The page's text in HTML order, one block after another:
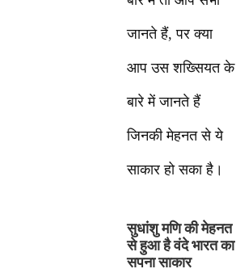
जानते हैं, पर क्या
आप उस शख्सियत के
बारे में जानते हैं
जिनकी मेहनत से ये
साकार हो सका है।
सुधांशु मणि की मेहनत
से हुआ है वंदे भारत का
सपना साकार